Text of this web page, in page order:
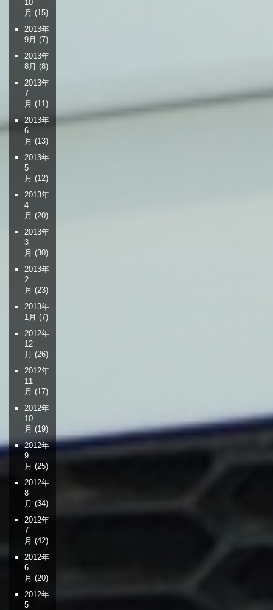
10
月 (15)
2013年
9月 (7)
2013年
8月 (8)
2013年
7
月 (11)
2013年
6
月 (13)
2013年
5
月 (12)
2013年
4
月 (20)
2013年
3
月 (30)
2013年
2
月 (23)
2013年
1月 (7)
2012年
12
月 (26)
2012年
11
月 (17)
2012年
10
月 (19)
2012年
9
月 (25)
2012年
8
月 (34)
2012年
7
月 (42)
2012年
6
月 (20)
2012年
5